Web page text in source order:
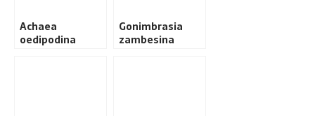
Achaea
oedipodina
Gonimbrasia
zambesina